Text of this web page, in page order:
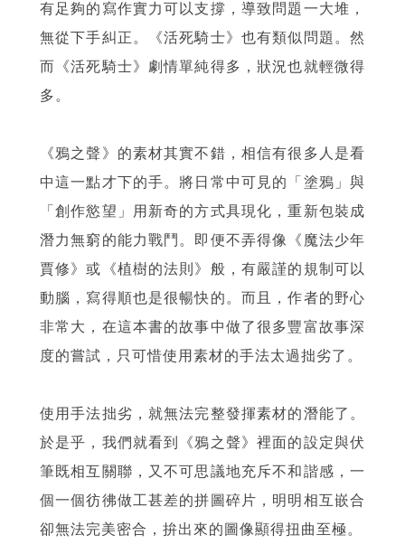
有足夠的寫作實力可以支撐，導致問題一大堆，
無從下手糾正。《活死騎士》也有類似問題。然
而《活死騎士》劇情單純得多，狀況也就輕微得
多。
《鴉之聲》的素材其實不錯，相信有很多人是看
中這一點才下的手。將日常中可見的「塗鴉」與
「創作慾望」用新奇的方式具現化，重新包裝成
潛力無窮的能力戰鬥。即便不弄得像《魔法少年
賈修》或《植樹的法則》般，有嚴謹的規制可以
動腦，寫得順也是很暢快的。而且，作者的野心
非常大，在這本書的故事中做了很多豐富故事深
度的嘗試，只可惜使用素材的手法太過拙劣了。
使用手法拙劣，就無法完整發揮素材的潛能了。
於是乎，我們就看到《鴉之聲》裡面的設定與伏
筆既相互關聯，又不可思議地充斥不和諧感，一
個一個彷彿做工甚差的拼圖碎片，明明相互嵌合
卻無法完美密合，拚出來的圖像顯得扭曲至極。